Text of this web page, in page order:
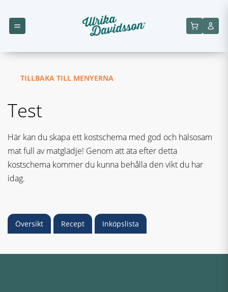
TILLBAKA TILL MENYERNA
Test
Här kan du skapa ett kostschema med god och hälsosam
mat full av matglädje! Genom att äta efter detta
kostschema kommer du kunna behålla den vikt du har
idag.
Översikt Recept Inköpslista